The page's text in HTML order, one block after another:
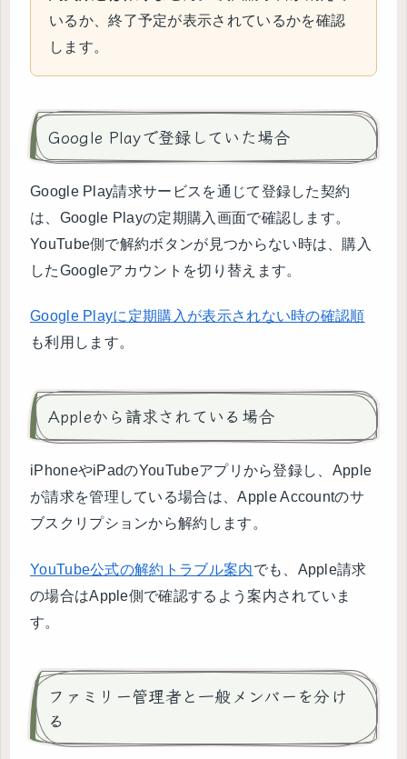
いるか、終了予定が表示されているかを確認
します。
Google Playで登録していた場合
Google Play請求サービスを通じて登録した契約
は、Google Playの定期購入画面で確認します。
YouTube側で解約ボタンが見つからない時は、購入
したGoogleアカウントを切り替えます。
Google Playに定期購入が表示されない時の確認順
も利用します。
Appleから請求されている場合
iPhoneやiPadのYouTubeアプリから登録し、Apple
が請求を管理している場合は、Apple Accountのサ
ブスクリプションから解約します。
YouTube公式の解約トラブル案内でも、Apple請求
の場合はApple側で確認するよう案内されていま
す。
ファミリー管理者と一般メンバーを分け
る